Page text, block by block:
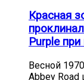
Красная
Purple при
Весной
Abbey